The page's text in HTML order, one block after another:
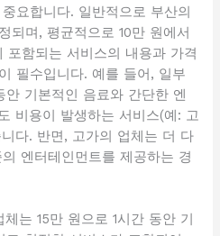
요합니다. 일반적으로 부산의
되며, 평균적으로 10만 원에서
포함되는 서비스의 내용과 가격
필수입니다. 예를 들어, 일부
안 기본적인 음료와 간단한 엔
비용이 발생하는 서비스(예: 고
다. 반면, 고가의 업체는 더 다
엔터테인먼트를 제공하는 경
는 15만 원으로 1시간 동안 기